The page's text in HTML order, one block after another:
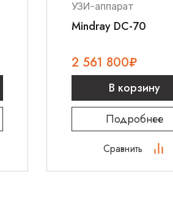
УЗИ-аппарат
Mindray DC-70
2 561 800₽
В корзину
Подробнее
Сравнить